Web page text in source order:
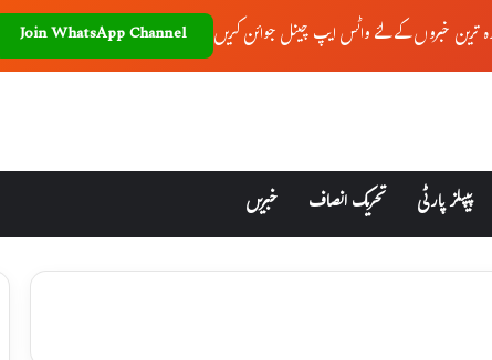
ترین خبروں کے لئے واٹس ایپ چینل جوائن کریں Join WhatsApp Channel
پیپلز پارٹی تحریک انصاف خبریں